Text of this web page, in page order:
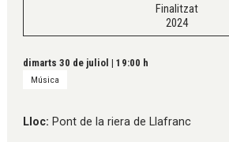
Finalitzat
2024
dimarts 30 de juliol | 19:00 h
Música
Lloc: Pont de la riera de Llafranc